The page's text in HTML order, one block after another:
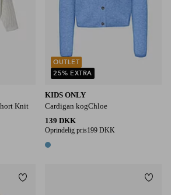
Knit
KIDS ONLY
Cardigan kogChloe
139 DKK
Oprindelig pris199 DKK
1 farve
OUTLET
25% EXTRA
Tilføj til favoritter